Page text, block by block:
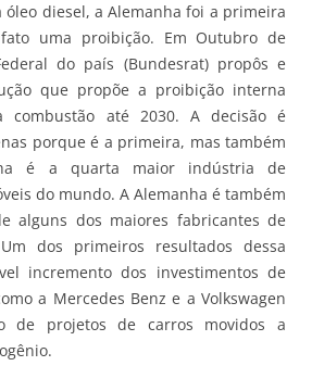
óleo diesel, a Alemanha foi a primeira
uma proibição. Em Outubro de
do país (Bundesrat) propôs e
que propõe a proibição interna
até 2030. A decisão é
porque é a primeira, mas também
é a quarta maior indústria de
do mundo. A Alemanha é também
alguns dos maiores fabricantes de
dos primeiros resultados dessa
incremento dos investimentos de
a Mercedes Benz e a Volkswagen
de projetos de carros movidos a